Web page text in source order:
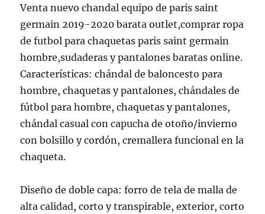
Venta nuevo chandal equipo de paris saint
germain 2019-2020 barata outlet,comprar ropa
de futbol para chaquetas paris saint germain
hombre,sudaderas y pantalones baratas online.
Características: chándal de baloncesto para
hombre, chaquetas y pantalones, chándales de
fútbol para hombre, chaquetas y pantalones,
chándal casual con capucha de otoño/invierno
con bolsillo y cordón, cremallera funcional en la
chaqueta.
Diseño de doble capa: forro de tela de malla de
alta calidad, corto y transpirable, exterior, corto